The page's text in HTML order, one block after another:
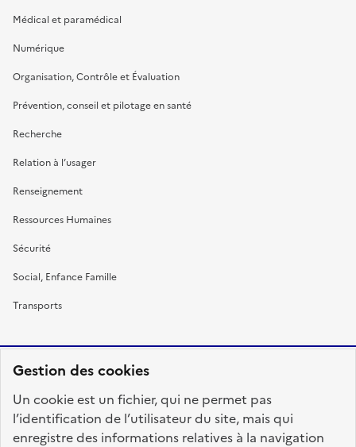
Gestion des cookies
Un cookie est un fichier, qui ne permet pas
l’identification de l’utilisateur du site, mais qui
enregistre des informations relatives à la navigation
Médical et paramédical
Numérique
Organisation, Contrôle et Évaluation
Prévention, conseil et pilotage en santé
Recherche
Relation à l’usager
Renseignement
Ressources Humaines
Sécurité
Social, Enfance Famille
Transports
FRANÇAISE